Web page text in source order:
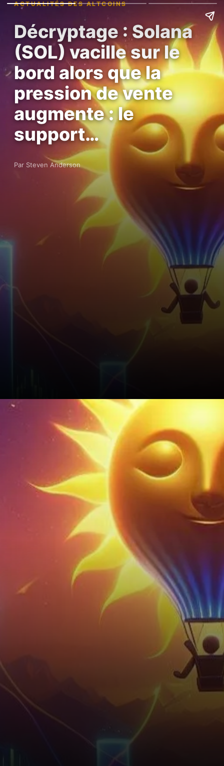
ACTUALITÉS DES ALTCOINS
Décryptage : Solana
(SOL) vacille sur le
bord alors que la
pression de vente
augmente : le
support…
Par Steven Anderson